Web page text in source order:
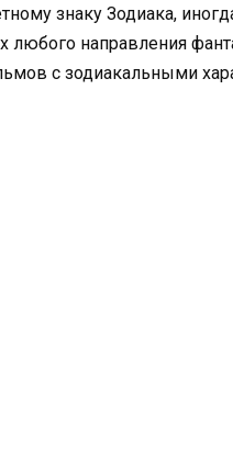
знаку Зодиака,
любого направления
с зодиакальными